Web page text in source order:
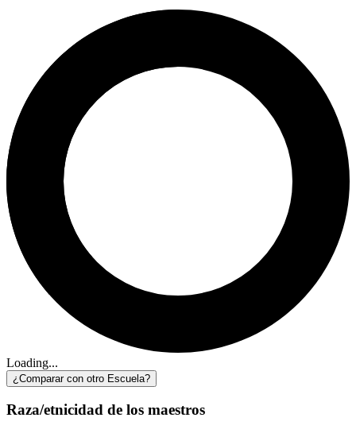
Loading...
¿Comparar con otro Escuela?
Raza/etnicidad de los maestros